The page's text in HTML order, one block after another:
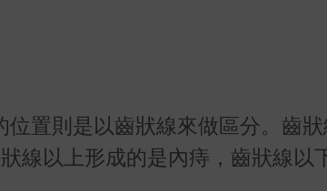
置則是以齒狀線來做區分。齒
線以上形成的是內痔，齒狀線以